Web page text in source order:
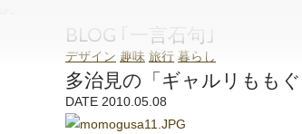
BLOG ｢一言石句｣
デザイン 趣味 旅行 暮らし
多治見の「ギャルリももぐ
DATE 2010.05.08